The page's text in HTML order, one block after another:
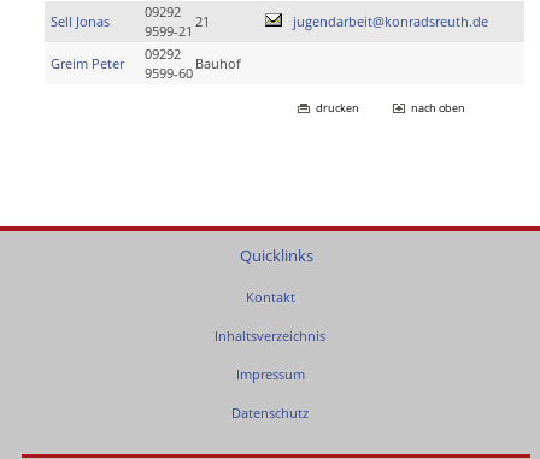
Sell Jonas
09292
9599-21
21 jugendarbeit@konradsreuth.de
Greim Peter
09292
9599-60
Bauhof
drucken nach oben
Quicklinks
Kontakt
Inhaltsverzeichnis
Impressum
Datenschutz